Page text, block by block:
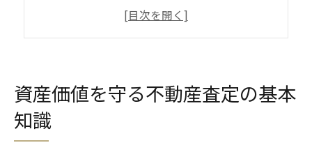
不動産査定で押さえたい評価基準
高値売却へ導く岡崎市の査定ポイント
高値売却のための不動産査定要素分析
資産価値を守る不動産査定の基本
知識